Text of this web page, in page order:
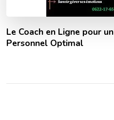
Le Coach en Ligne pour
Personnel Optimal